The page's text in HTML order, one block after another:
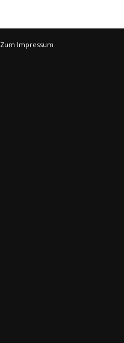
Zum Impressum